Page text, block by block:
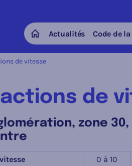
HomeActualités Code de
de vitesse
de
zone
0 à 10